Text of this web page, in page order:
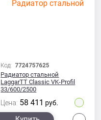
Код: 7724757625
Радиатор стальной
LaggarTT Classic VK-Profil
33/600/2500
Цена: 58 411 руб.